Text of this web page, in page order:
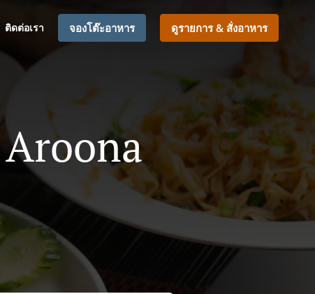
ติดต่อเรา จองโต๊ะอาหาร ดูรายการ & สั่งอาหาร